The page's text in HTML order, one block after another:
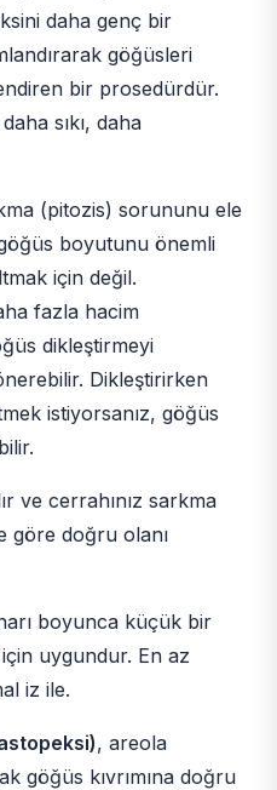
daha genç bir
göğüsleri
bir prosedürdür.
sıkı, daha
(pitozis) sorununu ele
boyutunu önemli
için değil.
fazla hacim
dikleştirmeyi
Dikleştirirken
istiyorsanız, göğüs
ve cerrahınız sarkma
göre doğru olanı
boyunca küçük bir
uygundur. En az
iz ile.
, areola
göğüs kıvrımına doğru